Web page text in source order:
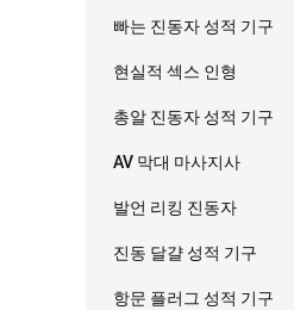
빠는 진동자 성적 기구
현실적 섹스 인형
총알 진동자 성적 기구
AV 막대 마사지사
발언 리킹 진동자
진동 달걀 성적 기구
항문 플러그 성적 기구